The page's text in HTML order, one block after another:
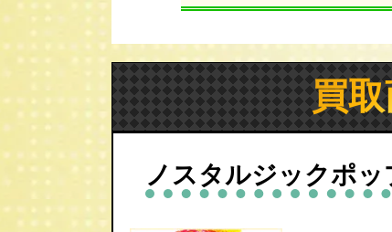
買
ノスタルジックポ